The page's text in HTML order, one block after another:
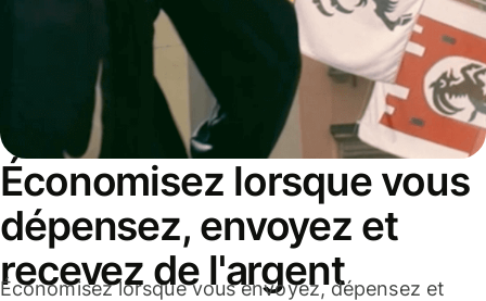
Économisez lorsque vous
dépensez, envoyez et
recevez de l'argent
Économisez lorsque vous envoyez, dépensez et